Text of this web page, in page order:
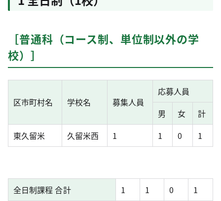
［普通科（コース制、単位制以外の学
校）］
区市町村名 学校名 募集人員
応募人員
男
女
計
東久留米
久留米西 1 1 0 1
全日制課程 合計 1 1 0 1